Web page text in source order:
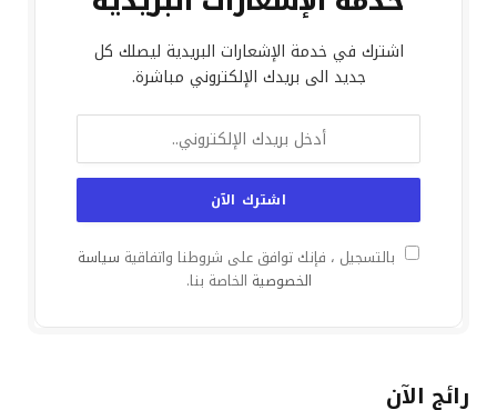
اشترك في خدمة الإشعارات البريدية ليصلك كل
جديد الى بريدك الإلكتروني مباشرة.
بالتسجيل ، فإنك توافق على شروطنا واتفاقية سياسة
الخصوصية الخاصة بنا.
رائج الآن